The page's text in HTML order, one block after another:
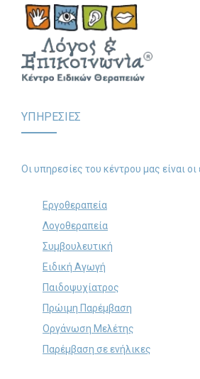
ΥΠΗΡΕΣΙΕΣ
Οι υπηρεσίες του κέντρου μας είναι οι
Εργοθεραπεία
Λογοθεραπεία
Συμβουλευτική
Ειδική Αγωγή
Παιδοψυχίατρος
Πρώιμη Παρέμβαση
Οργάνωση Μελέτης
Παρέμβαση σε ενήλικες